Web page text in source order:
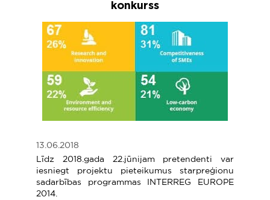
konkurss
13.06.2018
Līdz 2018.gada 22.jūnijam pretendenti var
iesniegt projektu pieteikumus starpreģionu
sadarbības programmas INTERREG EUROPE
2014.